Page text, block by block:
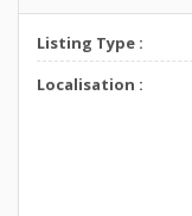
Listing Type :
Localisation :